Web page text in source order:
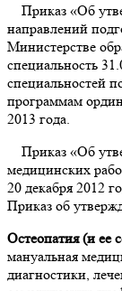
Приказ «Об
направлений
Министерстве
специальность
специальностей
программам
2013 года.
Приказ «Об
медицинских
20 декабря 2012
Приказ об
Остеопатия (и ее
мануальная
диагностики,